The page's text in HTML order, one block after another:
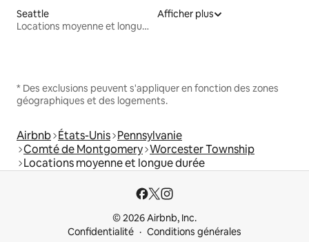
Seattle
Locations moyenne et longue durée
Afficher plus
* Des exclusions peuvent s'appliquer en fonction des zones
géographiques et des logements.
Airbnb États-Unis Pennsylvanie
Comté de Montgomery Worcester Township
Locations moyenne et longue durée
© 2026 Airbnb, Inc.
Confidentialité
Conditions générales